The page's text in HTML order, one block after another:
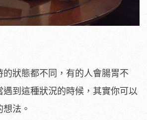
的狀態都不同，有的人會腸胃不
遇到這種狀況的時候，其實你可以
法。